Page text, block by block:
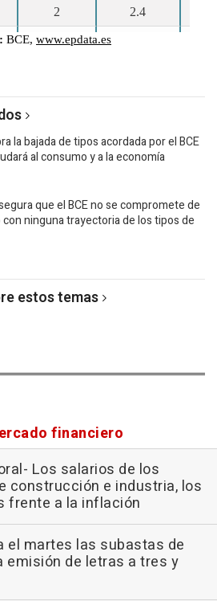
la bajada de tipos acordada por el BCE
al consumo y a la economía
que el BCE no se compromete de
ninguna trayectoria de los tipos de
estos temas
financiero
Los salarios de los
construcción e industria, los
frente a la inflación
el martes las subastas de
emisión de letras a tres y